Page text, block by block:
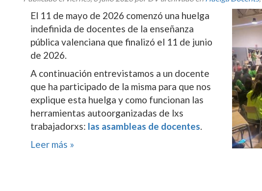
El 11 de mayo de 2026 comenzó una huelga
indefinida de docentes de la enseñanza
pública valenciana que finalizó el 11 de junio
de 2026.
A continuación entrevistamos a un docente
que ha participado de la misma para que nos
explique esta huelga y como funcionan las
herramientas autoorganizadas de lxs
trabajadorxs: las asambleas de docentes.
Leer más »